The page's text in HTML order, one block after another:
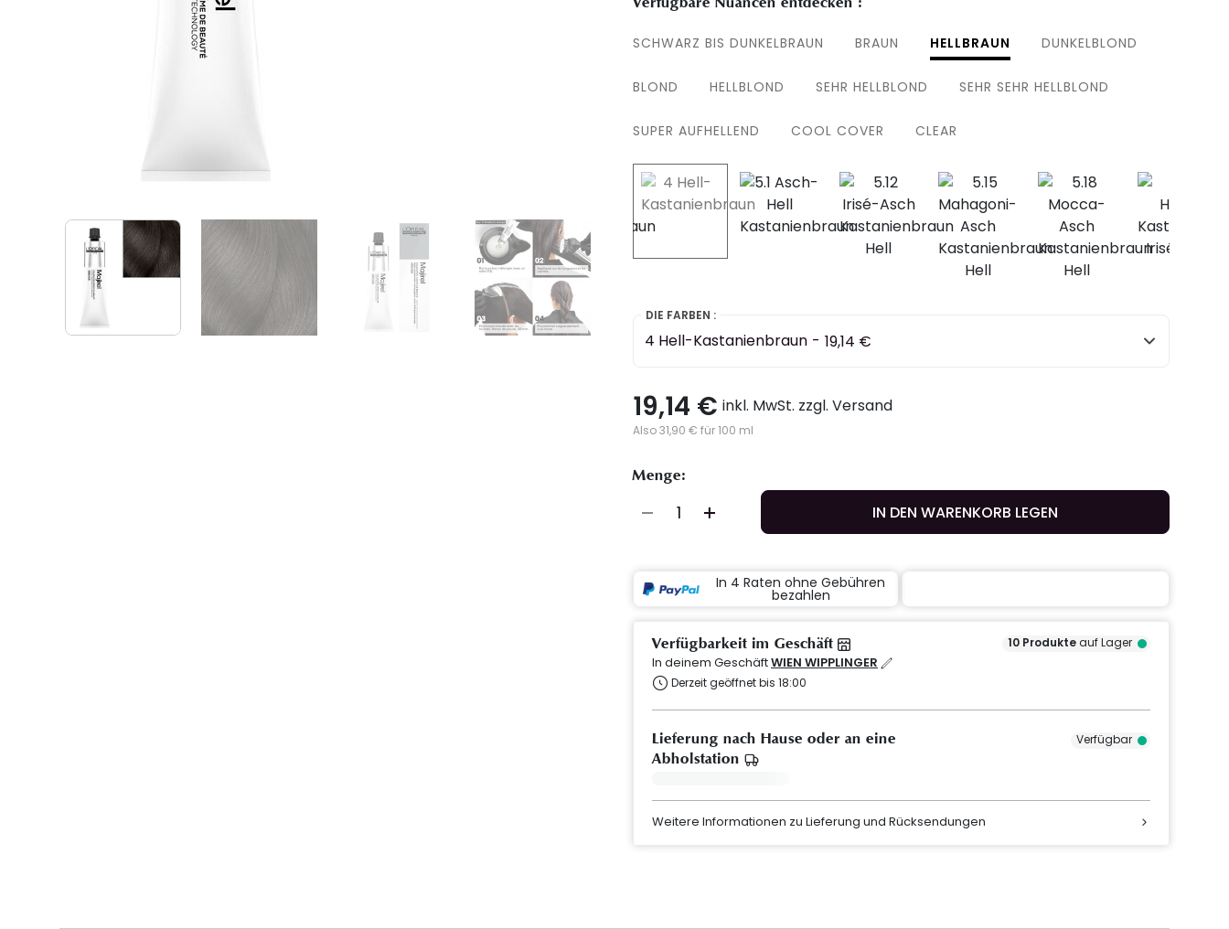
SCHWARZ BIS DUNKELBRAUN BRAUN HELLBRAUN DUNKELBLOND
BLOND HELLBLOND SEHR HELLBLOND SEHR SEHR HELLBLOND
SUPER AUFHELLEND COOL COVER CLEAR
selected
DIE FARBEN :
4 Hell-Kastanienbraun - 19,14 €
19,14 € inkl. MwSt. zzgl. Versand
Also 31,90 € für 100 ml
Menge:
IN DEN WARENKORB LEGEN
In 4 Raten ohne Gebühren
bezahlen
Verfügbarkeit im Geschäft 10 Produkteauf Lager
In deinem GeschäftWIEN WIPPLINGER
Derzeit geöffnet bis 18:00
Lieferung nach Hause oder an eine
Abholstation
Verfügbar
Weitere Informationen zu Lieferung und Rücksendungen